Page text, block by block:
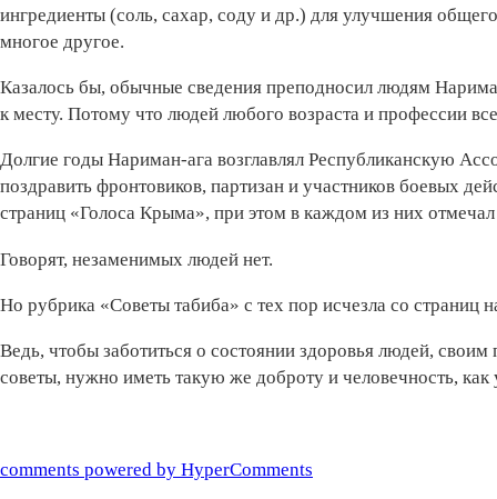
ингредиенты (соль, сахар, соду и др.) для улучшения
многое другое.
Казалось бы, обычные сведения преподносил людям
к месту. Потому что людей любого возраста и профессии
Долгие годы Нариман-ага возглавлял Республиканскую
поздравить фронтовиков, партизан и участников боевых
страниц «Голоса Крыма», при этом в каждом из них
Говорят, незаменимых людей нет.
Но рубрика «Советы табиба» с тех пор исчезла со страниц
Ведь, чтобы заботиться о состоянии здоровья людей,
советы, нужно иметь такую же доброту и человечность,
comments powered by HyperComments